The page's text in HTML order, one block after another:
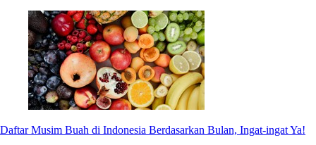
Daftar Musim Buah di Indonesia Berdasarkan Bulan, Ingat-ingat Ya!